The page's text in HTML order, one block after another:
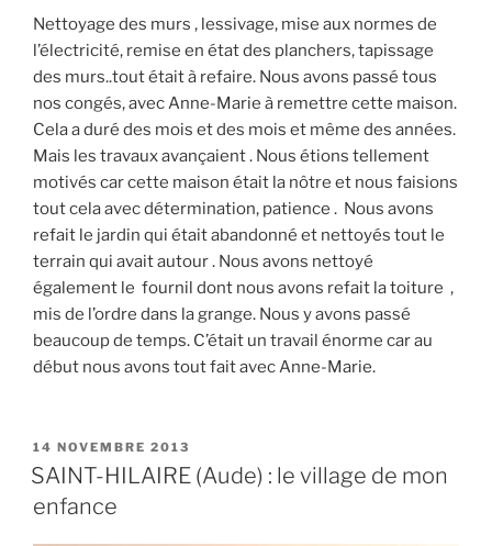
Nettoyage des murs , lessivage, mise aux normes de
l’électricité, remise en état des planchers, tapissage
des murs..tout était à refaire. Nous avons passé tous
nos congés, avec Anne-Marie à remettre cette maison.
Cela a duré des mois et des mois et même des années.
Mais les travaux avançaient . Nous étions tellement
motivés car cette maison était la nôtre et nous faisions
tout cela avec détermination, patience . Nous avons
refait le jardin qui était abandonné et nettoyés tout le
terrain qui avait autour . Nous avons nettoyé
également le fournil dont nous avons refait la toiture ,
mis de l’ordre dans la grange. Nous y avons passé
beaucoup de temps. C’était un travail énorme car au
début nous avons tout fait avec Anne-Marie.
PUBLIÉ
LE
14 NOVEMBRE 2013
SAINT-HILAIRE (Aude) : le village de mon
enfance